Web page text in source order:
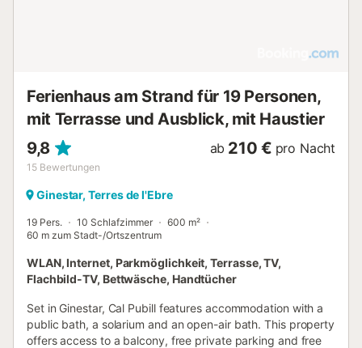
Ferienhaus am Strand für 19 Personen,
mit Terrasse und Ausblick, mit Haustier
9,8
15 Bewertungen
ab 210 € pro Nacht
Ginestar, Terres de l'Ebre
19 Pers. 10 Schlafzimmer
600 m²
60 m zum Stadt-/Ortszentrum
WLAN, Internet, Parkmöglichkeit, Terrasse, TV,
Flachbild-TV, Bettwäsche, Handtücher
Set in Ginestar, Cal Pubill features accommodation with a
public bath, a solarium and an open-air bath. This property
offers access to a balcony, free private parking and free